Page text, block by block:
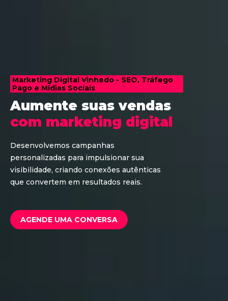
Marketing Digital Vinhedo - SEO, Tráfego
Pago e Mídias Sociais
Aumente suas vendas
com marketing digital
Desenvolvemos campanhas
personalizadas para impulsionar sua
visibilidade, criando conexões autênticas
que convertem em resultados reais.
AGENDE UMA CONVERSA